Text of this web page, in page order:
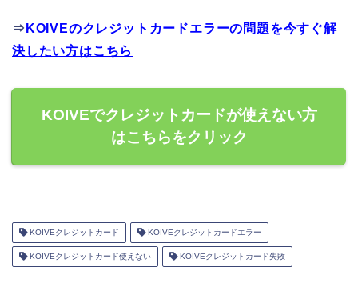
⇒ KOIVEのクレジットカードエラーの問題を今すぐ解
決したい方はこちら
KOIVEでクレジットカードが使えない方
はこちらをクリック
KOIVEクレジットカード KOIVEクレジットカードエラー
KOIVEクレジットカード使えない KOIVEクレジットカード失敗